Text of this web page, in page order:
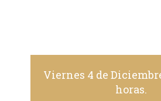
Viernes 4 de
horas.